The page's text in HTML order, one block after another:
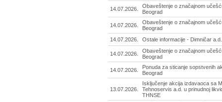
14.07.2026.
Obaveštenje o značajnom
Beograd
14.07.2026.
Obaveštenje o značajnom
Beograd
14.07.2026.
Ostale informacije - Dimničar
14.07.2026.
Obaveštenje o značajnom
Beograd
14.07.2026.
Ponuda za sticanje sopstvenih
Beograd
13.07.2026.
Isključenje akcija izdavaoca sa
Tehnoservis a.d. u prinudnoj
THNSE